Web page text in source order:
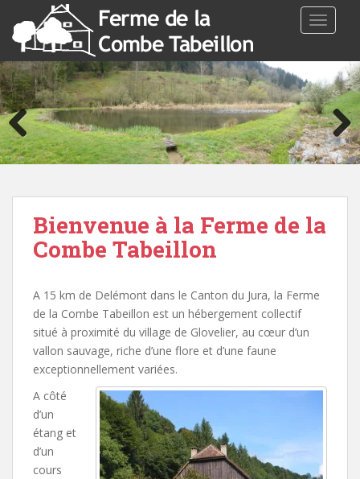
Bienvenue à la Ferme de la
Combe Tabeillon
A 15 km de Delémont dans le Canton du Jura, la Ferme
de la Combe Tabeillon est un hébergement collectif
situé à proximité du village de Glovelier, au cœur d’un
vallon sauvage, riche d’une flore et d’une faune
exceptionnellement variées.
A côté
d’un
étang et
d’un
cours